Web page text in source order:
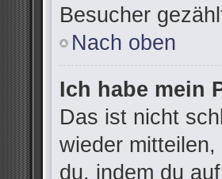
Besucher
Nach oben
Ich habe mein
Das ist nicht
wieder
du, indem du